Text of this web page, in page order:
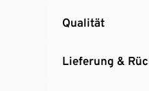
Qualität
Lieferung &